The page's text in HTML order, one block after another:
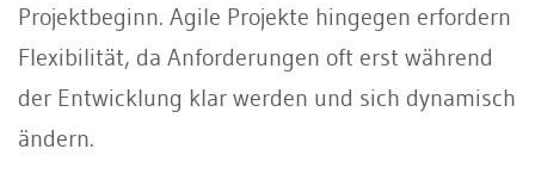
Projektbeginn. Agile Projekte hingegen erfordern
Flexibilität, da Anforderungen oft erst während
der Entwicklung klar werden und sich dynamisch
ändern.